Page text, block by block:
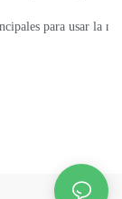
ahora la mejor
para usar la